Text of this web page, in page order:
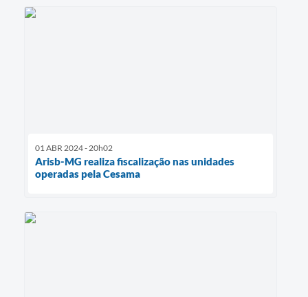
01 ABR 2024 - 20h02
Arisb-MG realiza fiscalização nas unidades
operadas pela Cesama